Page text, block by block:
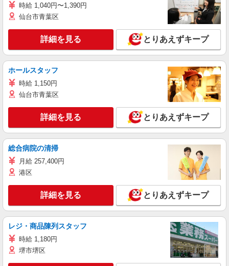
時給 1,040円〜1,390円
仙台市青葉区
詳細を見る とりあえずキープ
ホールスタッフ
時給 1,150円
仙台市青葉区
詳細を見る とりあえずキープ
総合病院の清掃
月給 257,400円
港区
詳細を見る とりあえずキープ
レジ・商品陳列スタッフ
時給 1,180円
堺市堺区